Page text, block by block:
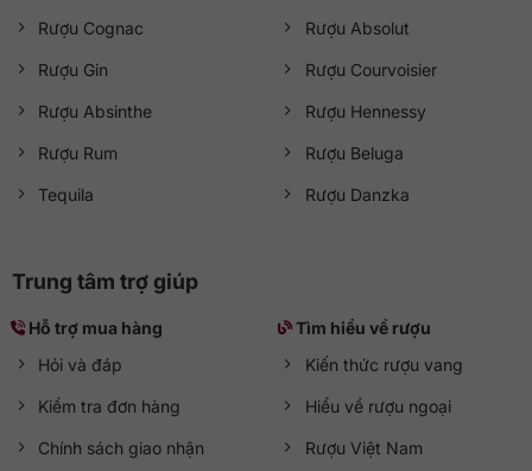
Rượu Cognac
Rượu Gin
Rượu Absinthe
Rượu Rum
Tequila
Rượu Absolut
Rượu Courvoisier
Rượu Hennessy
Rượu Beluga
Rượu Danzka
Trung tâm trợ giúp
Hỗ trợ mua hàng
Hỏi và đáp
Kiểm tra đơn hàng
Chính sách giao nhận
Tìm hiểu về rượu
Kiến thức rượu vang
Hiểu về rượu ngoại
Rượu Việt Nam